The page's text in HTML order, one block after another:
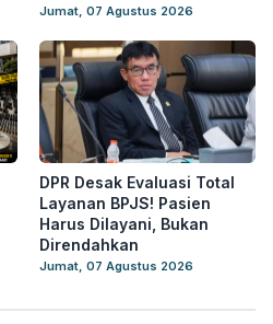
Jumat, 07 Agustus 2026
DPR Desak Evaluasi Total
Layanan BPJS! Pasien
Harus Dilayani, Bukan
Direndahkan
Jumat, 07 Agustus 2026